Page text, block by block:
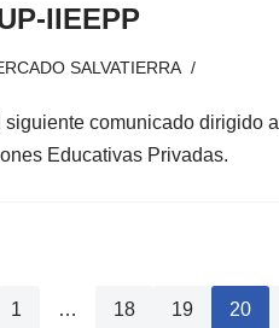
IIEEPP
SALVATIERRA
siguiente comunicado dirigido a
Educativas Privadas.
1 … 18 19 20